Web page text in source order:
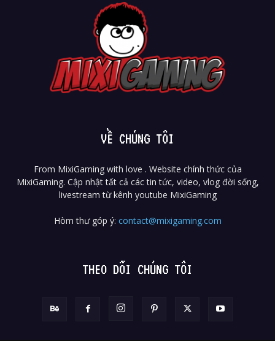
VỀ CHÚNG TÔI
From MixiGaming with love . Website chính thức của
MixiGaming. Cập nhật tất cả các tin tức, video, vlog đời sống,
livestream từ kênh youtube MixiGaming
Hòm thư góp ý: contact@mixigaming.com
THEO DÕI CHÚNG TÔI